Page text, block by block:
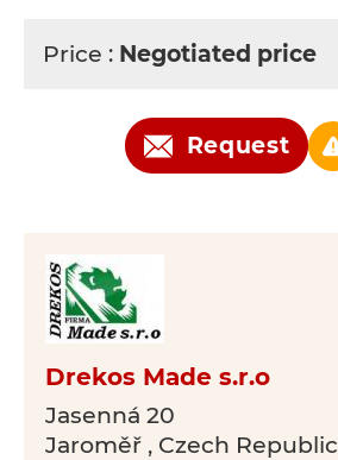
Price : Negotiated price
Request
Drekos Made s.r.o
Jasenná 20
Jaroměř , Czech Republic